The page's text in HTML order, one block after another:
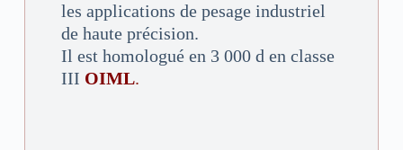
les applications de pesage industriel
de haute précision.
Il est homologué en 3 000 d en classe
III OIML.